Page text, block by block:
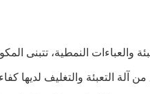
والعباءات النمطية، تتبنى